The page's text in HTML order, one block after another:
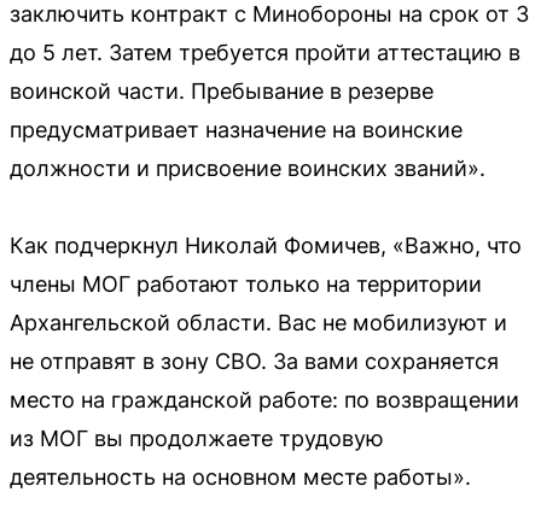
заключить контракт с Минобороны на срок от 3
до 5 лет. Затем требуется пройти аттестацию в
воинской части. Пребывание в резерве
предусматривает назначение на воинские
должности и присвоение воинских званий».
Как подчеркнул Николай Фомичев, «Важно, что
члены МОГ работают только на территории
Архангельской области. Вас не мобилизуют и
не отправят в зону СВО. За вами сохраняется
место на гражданской работе: по возвращении
из МОГ вы продолжаете трудовую
деятельность на основном месте работы».